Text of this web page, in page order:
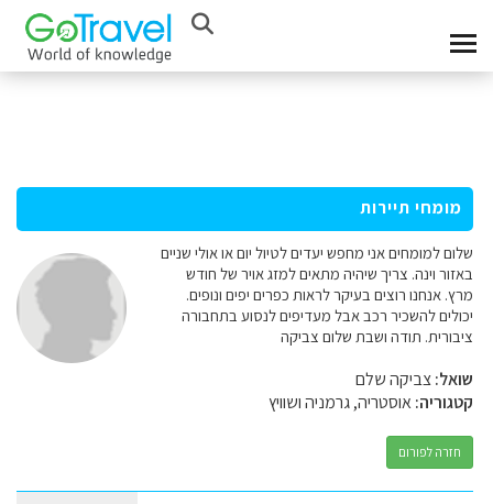
מומחי תיירות
שלום למומחים אני מחפש יעדים לטיול יום או אולי שניים
באזור וינה. צריך שיהיה מתאים למזג אויר של חודש
מרץ. אנחנו רוצים בעיקר לראות כפרים יפים ונופים.
יכולים להשכיר רכב אבל מעדיפים לנסוע בתחבורה
ציבורית. תודה ושבת שלום צביקה
שואל:צביקה שלם
קטגוריה:אוסטריה, גרמניה ושוויץ
חזרה לפורום